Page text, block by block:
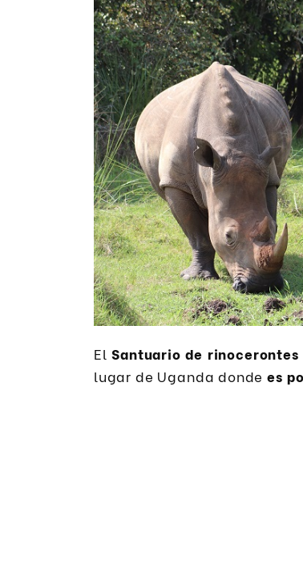
ElSantuario de
lugar de Uganda dondees